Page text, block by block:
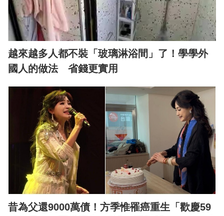
越來越多人都不裝「玻璃淋浴間」了！學學外
國人的做法 省錢更實用
昔為父還9000萬債！方季惟罹癌重生「歡慶59